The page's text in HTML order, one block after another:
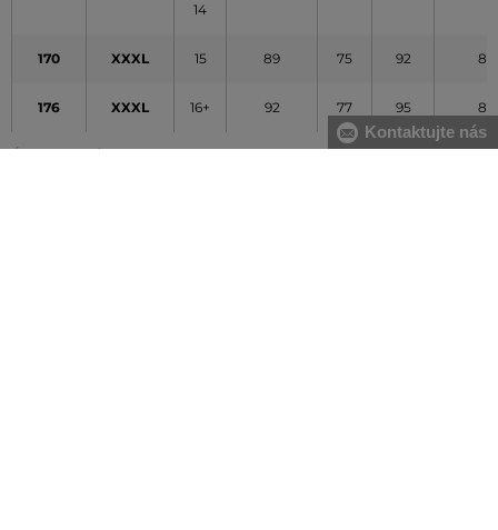
Údaje v tabuľke majú orientačný charakter
14
170 XXXL 15 89 75 92 80
176 XXXL 16+ 92 77 95 82
Kontaktujte nás